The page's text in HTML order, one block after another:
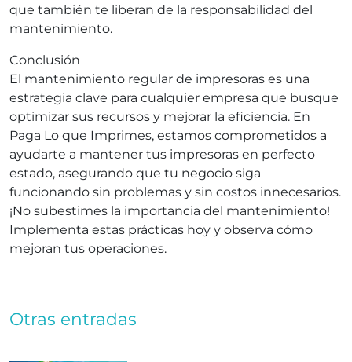
que también te liberan de la responsabilidad del
mantenimiento.
Conclusión
El mantenimiento regular de impresoras es una
estrategia clave para cualquier empresa que busque
optimizar sus recursos y mejorar la eficiencia. En
Paga Lo que Imprimes, estamos comprometidos a
ayudarte a mantener tus impresoras en perfecto
estado, asegurando que tu negocio siga
funcionando sin problemas y sin costos innecesarios.
¡No subestimes la importancia del mantenimiento!
Implementa estas prácticas hoy y observa cómo
mejoran tus operaciones.
Otras entradas